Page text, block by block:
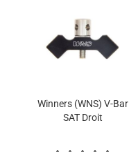
Winners (WNS) V-Bar
SAT Droit